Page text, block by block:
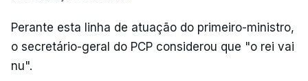
Perante esta linha de atuação do primeiro-ministro,
o secretário-geral do PCP considerou que "o rei vai
nu".